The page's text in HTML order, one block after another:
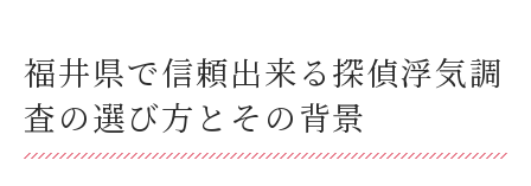
口コミと評判の重要性
信頼出来る探偵浮気調査福井県での料金体系を
詳しく解説
福井県で信頼出来る探偵浮気調
査の選び方とその背景